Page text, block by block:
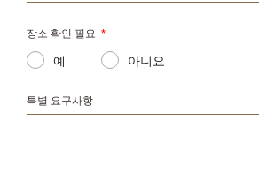
장소 확인 필요 *
예 아니요
특별 요구사항